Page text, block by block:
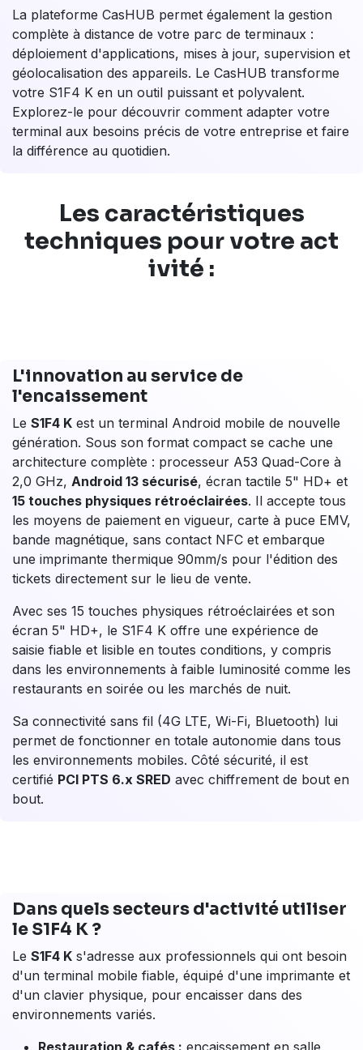
Technology pour libérer tout le potentiel de votre
terminalS1F4 K.
Grâce au CasHUB, vous accédez à un catalogue
complet d'applications logicielles développées
spécifiquement pour le système d'exploitation Android
de la gamme Castles.
Le CasHUB met à votre disposition des outils essentiels
Applications de
gestion de caisse et de point de
vente
Outils defidélisation clientet de gestion de
programmes de récompense
inventaire et de gestion des stocks
complète à distance de votre parc de terminaux :
déploiement d'applications, mises à jour, supervision et
votre S1F4 K en un outil puissant et polyvalent.
Explorez-le pour découvrir comment adapter votre
terminal aux besoins précis de votre entreprise et faire
la différence au quotidien.
Lescaractéristiques
techniquespour votre act​
ivité :
L'innovation au service de
l'encaissement
Le S1F4 Kest un terminal Android mobile de nouvelle
génération. Sous son format compact se cache une
architecture complète : processeur A53 Quad-Core à
une imprimante thermique 90mm/s pour l'édition des
tickets directement sur le lieu de vente.
Avec ses 15 touches physiques rétroéclairées et son
écran 5" HD+, le S1F4 K offre une expérience de
saisie fiable et lisible en toutes conditions, y compris
dans les environnements à faible luminosité comme les